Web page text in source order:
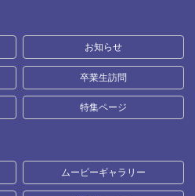
お知らせ
卒業生訪問
特集ページ
ムービーギャラリー